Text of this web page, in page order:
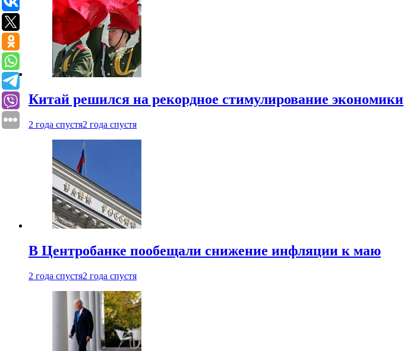
Китай решился на рекордное стимулирование экономики
2 года спустя2 года спустя
В Центробанке пообещали снижение инфляции к маю
2 года спустя2 года спустя